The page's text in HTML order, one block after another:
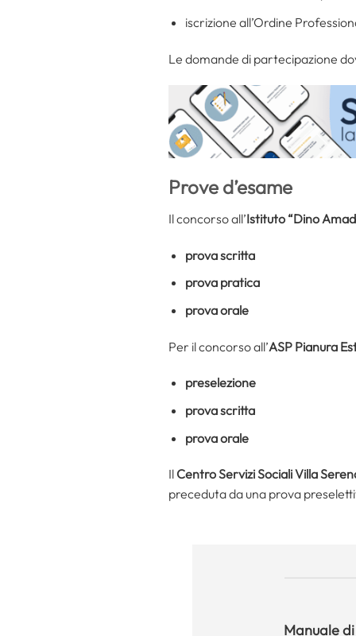
iscrizione all’Ordine
Le domande di partecipazione
Prove d’esame
Il concorso all’Istituto “Dino
prova scritta
prova pratica
prova orale
Per il concorso all’ASP Pianura
preselezione
prova scritta
prova orale
Il Centro Servizi Sociali Villa
preceduta da una prova
Manuale